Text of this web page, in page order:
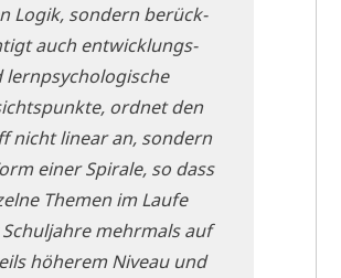
Logik, son­dern berück­
auch ent­wick­lungs-
lern­psy­cho­lo­gi­sche
ord­net den
nicht line­ar an, son­dern
einer Spi­ra­le, so dass
The­men im Lau­fe
mehr­mals auf
höhe­rem Niveau und